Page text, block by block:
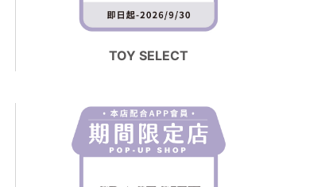
TOY SELECT